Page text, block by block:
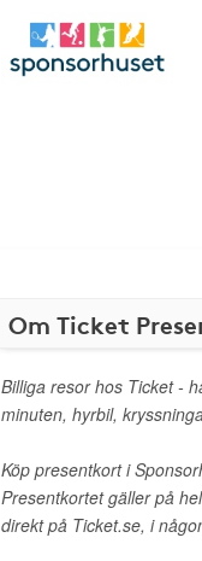
Om Ticket
Billiga resor hos Ticket -
minuten, hyrbil,
Köp presentkort i
Presentkortet gäller på
direkt på Ticket.se, i